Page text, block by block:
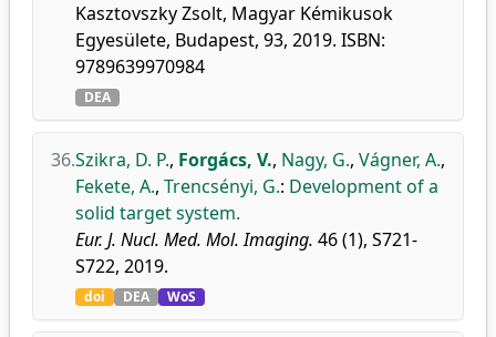
Kasztovszky Zsolt, Magyar Kémikusok
Egyesülete, Budapest, 93, 2019. ISBN:
9789639970984
DEA
36.Szikra, D. P., Forgács, V., Nagy, G., Vágner, A.,
Fekete, A., Trencsényi, G.: Development of a
solid target system.
Eur. J. Nucl. Med. Mol. Imaging. 46 (1), S721-
S722, 2019.
doi DEA WoS